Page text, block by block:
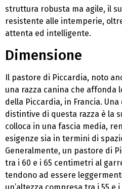
struttura robusta ma agile, il
resistente alle intemperie,
attenta ed intelligente.
Dimensione
Il pastore di Piccardia, noto
una razza canina che affonda
della Piccardia, in Francia.
distintive di questa razza è la
colloca in una fascia media,
esigenze sia in termini di
Generalmente, un pastore di
tra i 60 e i 65 centimetri al
tendono ad essere